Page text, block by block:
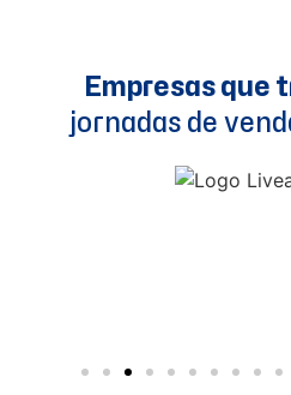
Empresas que
jornadas de